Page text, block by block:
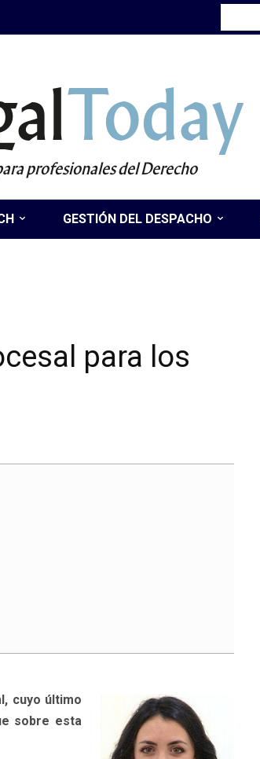
Today
profesionales del Derecho
GESTIÓN DEL DESPACHO
para los
cuyo último
sobre esta